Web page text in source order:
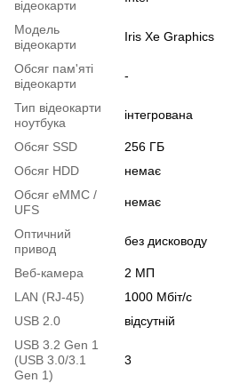
відеокарти
Модель
відеокарти
Iris Xe Graphics
Обсяг пам'яті
відеокарти
-
Тип відеокарти
ноутбука
інтегрована
Обсяг SSD
256 ГБ
Обсяг HDD
немає
Обсяг eMMC /
UFS
немає
Оптичний
привод
без дисководу
Веб-камера
2 МП
LAN (RJ-45)
1000 Мбіт/с
USB 2.0
відсутній
USB 3.2 Gen 1
(USB 3.0/3.1
Gen 1)
3